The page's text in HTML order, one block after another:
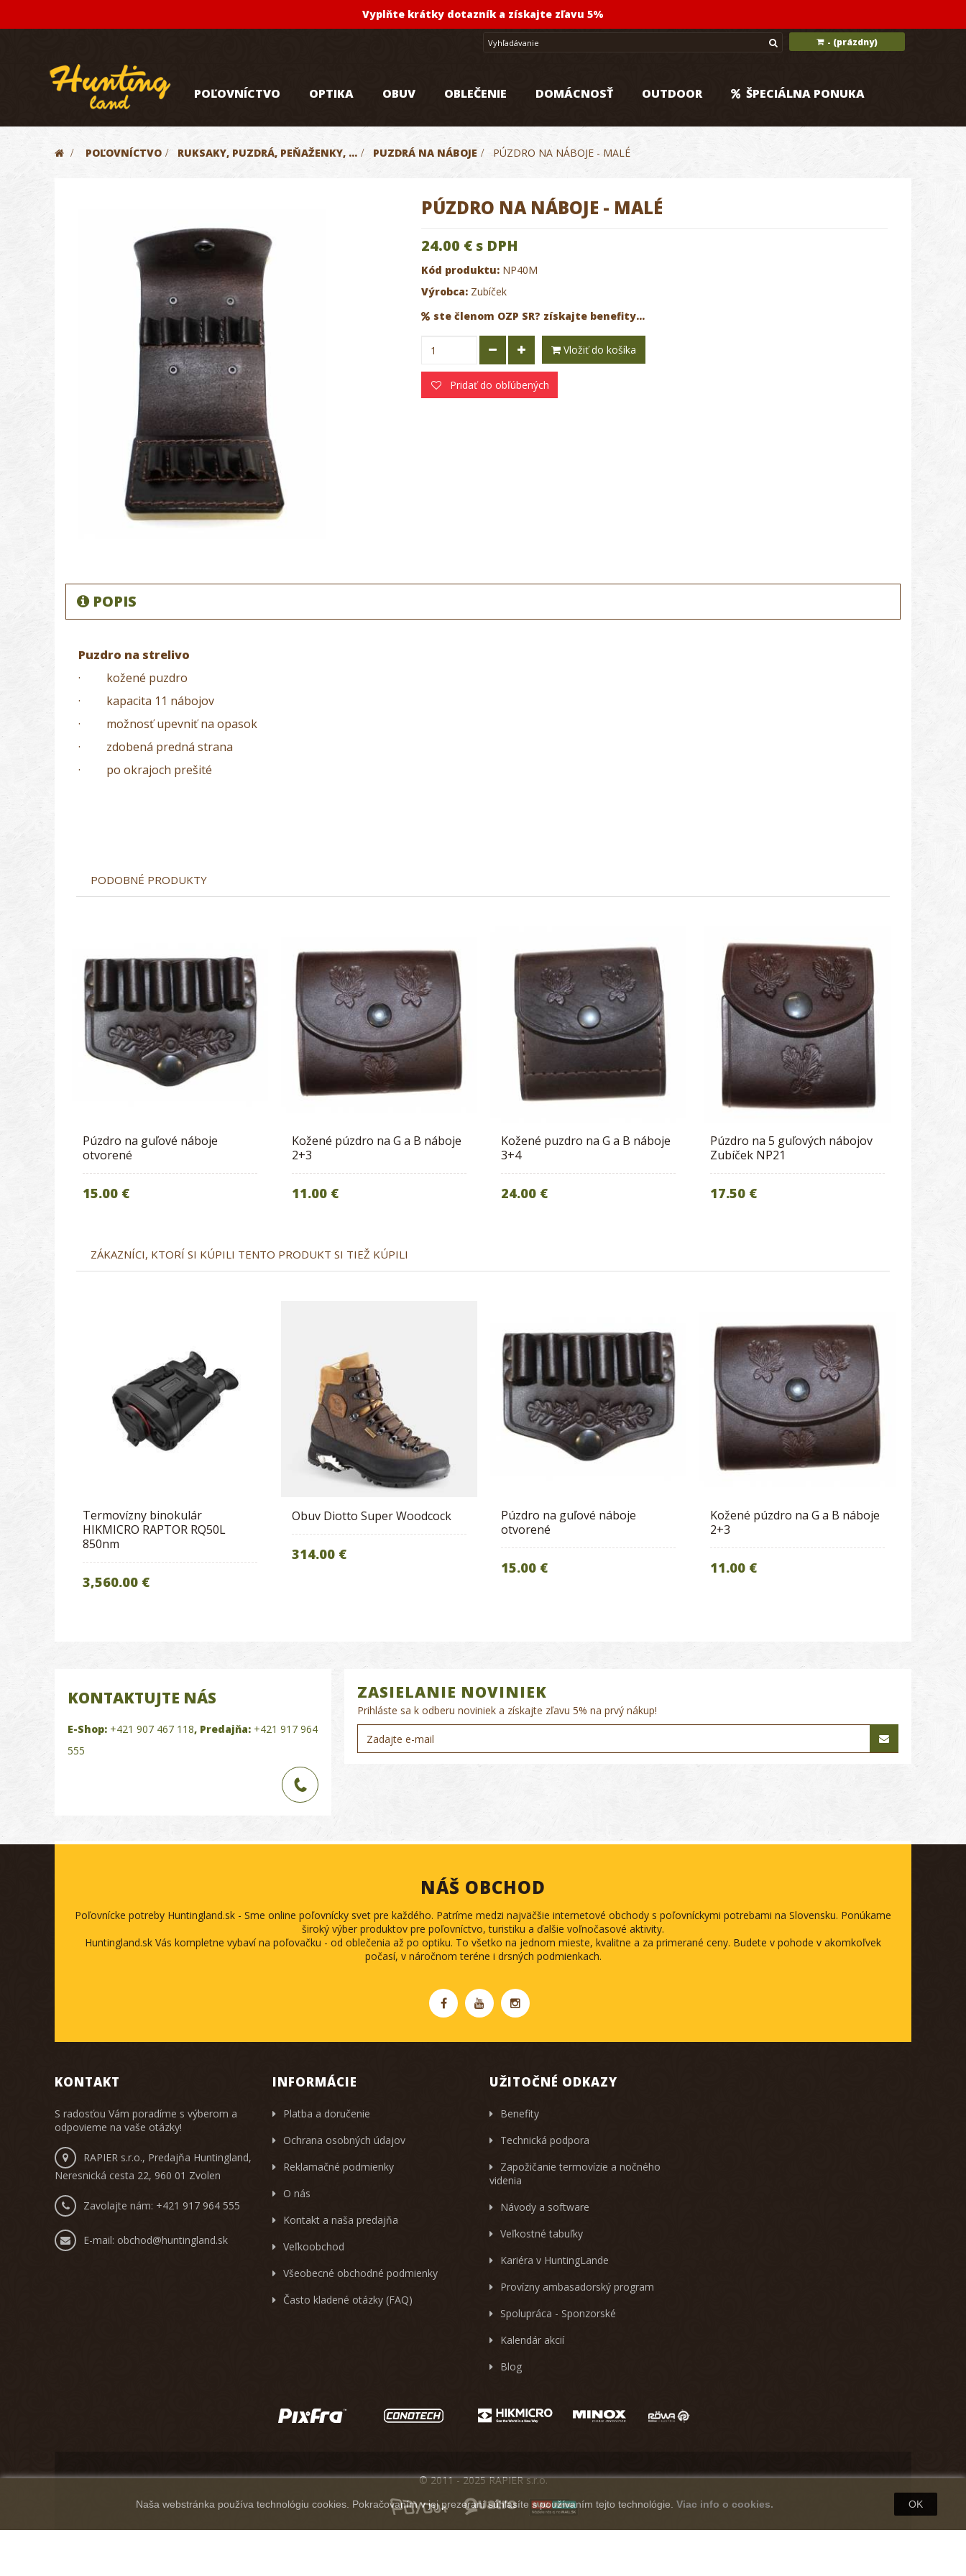
Vyplňte krátky dotazník a získajte zľavu 5%
- (prázdny)
POĽOVNÍCTVO OPTIKA OBUV OBLEČENIE DOMÁCNOSŤ OUTDOOR ŠPECIÁLNA PONUKA
> POĽOVNÍCTVO > RUKSAKY, PUZDRÁ, PEŇAŽENKY, ... > PUZDRÁ NA NÁBOJE > PÚZDRO NA NÁBOJE - MALÉ
PÚZDRO NA NÁBOJE - MALÉ
24.00 €s DPH
Kód produktu: NP40M
Výrobca: Zubíček
ste členom OZP SR? získajte benefity...
Vložiť do košíka
Pridať do obľúbených
POPIS
Puzdro na strelivo
· kožené puzdro
· kapacita 11 nábojov
· možnosť upevniť na opasok
· zdobená predná strana
· po okrajoch prešité
PODOBNÉ PRODUKTY
Púzdro na guľové náboje
otvorené
15.00 €
Kožené púzdro na G a B náboje
2+3
11.00 €
Kožené puzdro na G a B náboje
3+4
24.00 €
Púzdro na 5 guľových nábojov
Zubíček NP21
17.50 €
ZÁKAZNÍCI, KTORÍ SI KÚPILI TENTO PRODUKT SI TIEŽ KÚPILI
Termovízny binokulár
HIKMICRO RAPTOR RQ50L
850nm
3,560.00 €
Obuv Diotto Super Woodcock
314.00 €
Púzdro na guľové náboje
otvorené
15.00 €
Kožené púzdro na G a B náboje
2+3
11.00 €
KONTAKTUJTE NÁS
E-Shop: +421 907 467 118, Predajňa: +421 917 964
555
ZASIELANIE NOVINIEK
Prihláste sa k odberu noviniek a získajte zľavu 5% na prvý nákup!
NÁŠ OBCHOD
Poľovnícke potreby Huntingland.sk - Sme online poľovnícky svet pre každého. Patríme medzi najväčšie internetové obchody s poľovníckymi potrebami na Slovensku. Ponúkame
široký výber produktov pre poľovníctvo, turistiku a ďalšie voľnočasové aktivity.
Huntingland.sk Vás kompletne vybaví na poľovačku - od oblečenia až po optiku. To všetko na jednom mieste, kvalitne a za primerané ceny. Budete v pohode v akomkoľvek
počasí, v náročnom teréne i drsných podmienkach.
KONTAKT
S radosťou Vám poradíme s výberom a
odpovieme na vaše otázky!
RAPIER s.r.o., Predajňa Huntingland,
Neresnická cesta 22, 960 01 Zvolen
Zavolajte nám: +421 917 964 555
E-mail: obchod@huntingland.sk
INFORMÁCIE
Platba a doručenie
Ochrana osobných údajov
Reklamačné podmienky
O nás
Kontakt a naša predajňa
Veľkoobchod
Všeobecné obchodné podmienky
Často kladené otázky (FAQ)
UŽITOČNÉ ODKAZY
Benefity
Technická podpora
Zapožičanie termovízie a nočného
videnia
Návody a software
Veľkostné tabuľky
Kariéra v HuntingLande
Provízny ambasadorský program
Spolupráca - Sponzorské
Kalendár akcií
Blog
Naša webstránka používa technológiu cookies. Pokračovaním v jej prezeraní súhlasíte s používaním tejto technológie. Viac info o cookies. OK
© 2011 - 2025 RAPIER s.r.o.